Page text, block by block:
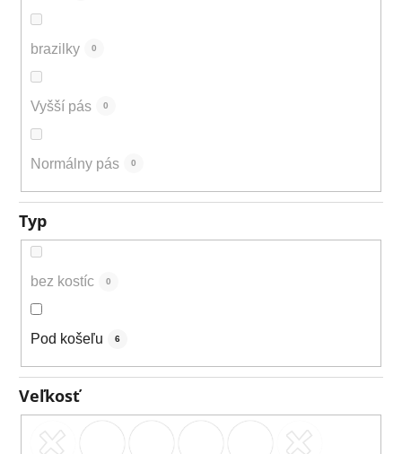
brazilky 0
Vyšší pás 0
Normálny pás 0
Typ
bez kostíc 0
Pod košeľu 6
Veľkosť